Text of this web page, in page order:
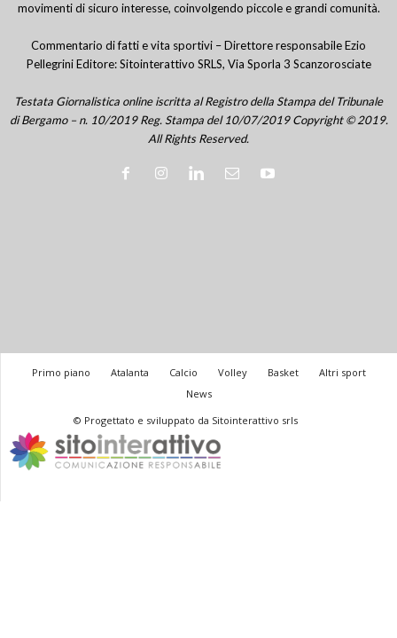
movimenti di sicuro interesse, coinvolgendo piccole e grandi comunità.
Commentario di fatti e vita sportivi – Direttore responsabile Ezio
Pellegrini Editore: Sitointerattivo SRLS, Via Sporla 3 Scanzorosciate
Testata Giornalistica online iscritta al Registro della Stampa del Tribunale
di Bergamo – n. 10/2019 Reg. Stampa del 10/07/2019 Copyright © 2019.
All Rights Reserved.
Primo piano Atalanta Calcio Volley Basket
Altri sport
News
© Progettato e sviluppato da Sitointerattivo srls